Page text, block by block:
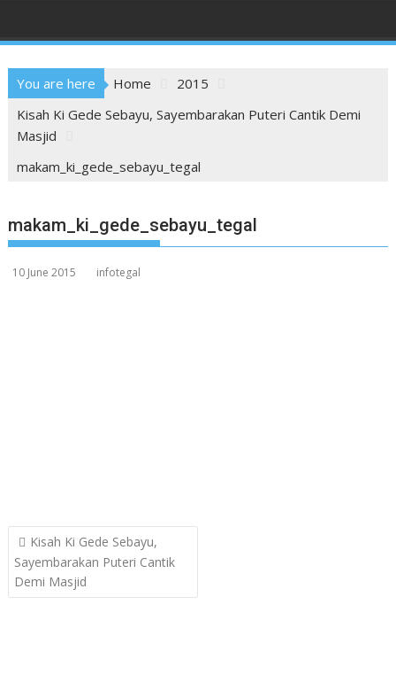
You are here Home
2015
Kisah Ki Gede Sebayu, Sayembarakan Puteri Cantik Demi
Masjid
makam_ki_gede_sebayu_tegal
makam_ki_gede_sebayu_tegal
10 June 2015 infotegal
Post
navigation
Kisah Ki Gede Sebayu,
Sayembarakan Puteri Cantik
Demi Masjid